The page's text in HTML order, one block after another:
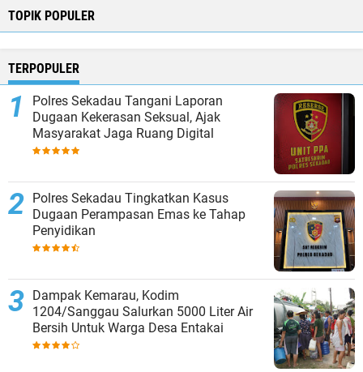
TOPIK POPULER
TERPOPULER
Polres Sekadau Tangani Laporan
Dugaan Kekerasan Seksual, Ajak
Masyarakat Jaga Ruang Digital
Polres Sekadau Tingkatkan Kasus
Dugaan Perampasan Emas ke Tahap
Penyidikan
Dampak Kemarau, Kodim
1204/Sanggau Salurkan 5000 Liter Air
Bersih Untuk Warga Desa Entakai